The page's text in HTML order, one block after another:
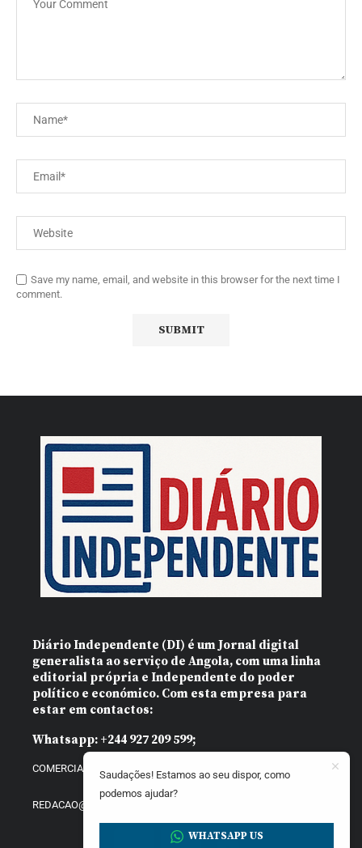
Save my name, email, and website in this browser for the next time I
comment.
Diário Independente (DI) é um Jornal digital
generalista ao serviço de Angola, com uma linha
editorial própria e Independente do poder
político e económico. Com esta empresa para
estar em contactos:
Whatsapp: +244 927 209 599;
COMERCIAL@DIARIOINDEPENDENTE.INFO
REDACAO@DIARIOINDEPENDENTE.INFO
Saudações! Estamos ao seu dispor, como
podemos ajudar?
WHATSAPP US